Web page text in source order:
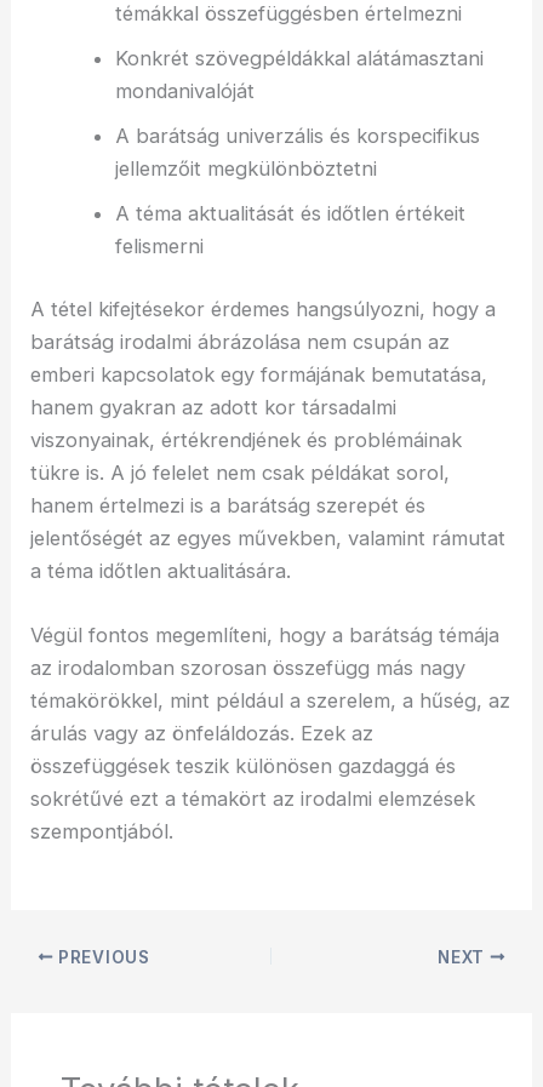
témákkal összefüggésben értelmezni
Konkrét szövegpéldákkal alátámasztani
mondanivalóját
A barátság univerzális és korspecifikus
jellemzőit megkülönböztetni
A téma aktualitását és időtlen értékeit
felismerni
A tétel kifejtésekor érdemes hangsúlyozni, hogy a
barátság irodalmi ábrázolása nem csupán az
emberi kapcsolatok egy formájának bemutatása,
hanem gyakran az adott kor társadalmi
viszonyainak, értékrendjének és problémáinak
tükre is. A jó felelet nem csak példákat sorol,
hanem értelmezi is a barátság szerepét és
jelentőségét az egyes művekben, valamint rámutat
a téma időtlen aktualitására.
Végül fontos megemlíteni, hogy a barátság témája
az irodalomban szorosan összefügg más nagy
témakörökkel, mint például a szerelem, a hűség, az
árulás vagy az önfeláldozás. Ezek az
összefüggések teszik különösen gazdaggá és
sokrétűvé ezt a témakört az irodalmi elemzések
szempontjából.
PREVIOUS NEXT